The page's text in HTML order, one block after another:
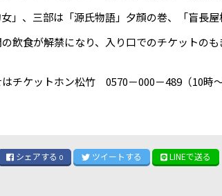
」、三部は「源氏物語」夕顔の巻、「盲長屋
飲食が解禁になり、入り口でのチケットの
チケットホン松竹 0570－000－489（10時
シェアする 0 ツイートする LINEで送る